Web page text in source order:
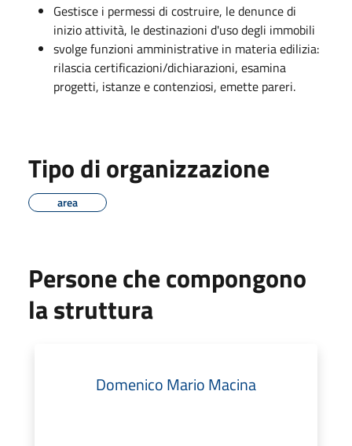
Gestisce i permessi di costruire, le denunce di
inizio attività, le destinazioni d'uso degli immobili
svolge funzioni amministrative in materia edilizia:
rilascia certificazioni/dichiarazioni, esamina
progetti, istanze e contenziosi, emette pareri.
Tipo di organizzazione
area
Persone che compongono
la struttura
Domenico Mario Macina